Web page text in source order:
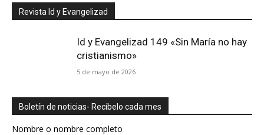
Revista Id y Evangelizad
Id y Evangelizad 149 «Sin María no hay
cristianismo»
5 de mayo de 2026
Boletín de noticias- Recíbelo cada mes
Nombre o nombre completo